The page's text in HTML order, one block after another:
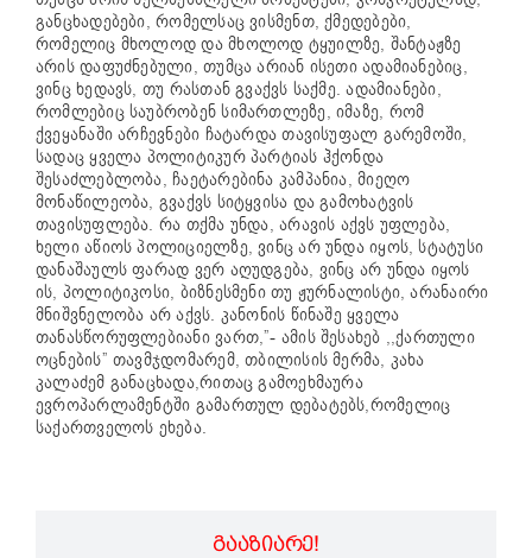
განცხადებები, რომელსაც ვისმენთ, ქმედებები,
რომელიც მხოლოდ და მხოლოდ ტყუილზე, შანტაჟზე
არის დაფუძნებული, თუმცა არიან ისეთი ადამიანებიც,
ვინც ხედავს, თუ რასთან გვაქვს საქმე. ადამიანები,
რომლებიც საუბრობენ სიმართლეზე, იმაზე, რომ
ქვეყანაში არჩევნები ჩატარდა თავისუფალ გარემოში,
სადაც ყველა პოლიტიკურ პარტიას ჰქონდა
შესაძლებლობა, ჩაეტარებინა კამპანია, მიეღო
მონაწილეობა, გვაქვს სიტყვისა და გამოხატვის
თავისუფლება. რა თქმა უნდა, არავის აქვს უფლება,
ხელი აწიოს პოლიციელზე, ვინც არ უნდა იყოს, სტატუსი
დანაშაულს ფარად ვერ აღუდგება, ვინც არ უნდა იყოს
ის, პოლიტიკოსი, ბიზნესმენი თუ ჟურნალისტი, არანაირი
მნიშვნელობა არ აქვს. კანონის წინაშე ყველა
თანასწორუფლებიანი ვართ,”- ამის შესახებ ,,ქართული
ოცნების” თავმჯდომარემ, თბილისის მერმა, კახა
კალაძემ განაცხადა,რითაც გამოეხმაურა
ევროპარლამენტში გამართულ დებატებს,რომელიც
საქართველოს ეხება.
ᲒᲐᲐᲖᲘᲐᲠᲔ!